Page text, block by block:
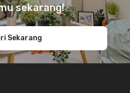
sekarang!
Sekarang